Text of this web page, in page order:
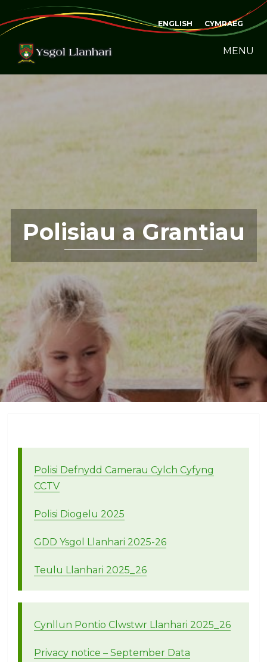
ENGLISH CYMRAEG
MENU
Polisiau a Grantiau
Polisi Defnydd Camerau Cylch Cyfyng
CCTV
Polisi Diogelu 2025
GDD Ysgol Llanhari 2025-26
Teulu Llanhari 2025_26
Cynllun Pontio Clwstwr Llanhari 2025_26
Privacy notice – September Data